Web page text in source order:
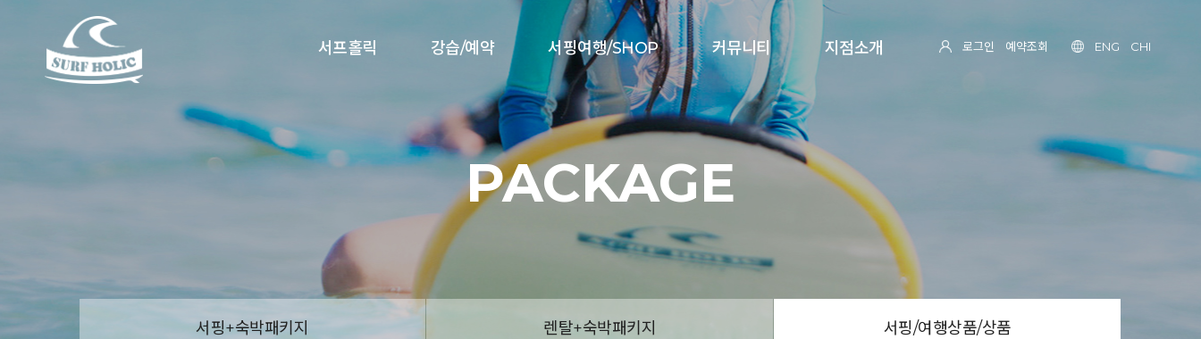
서프홀릭 강습/예약 서핑여행/SHOP 커뮤니티 지점소개 로그인 예약조회 ENG CHI
PACKAGE
서핑+숙박패키지 렌탈+숙박패키지 서핑/여행상품/상품